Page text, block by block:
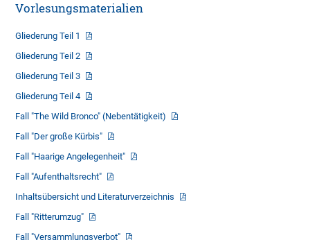
Vorlesungsmaterialien
Gliederung Teil 1
Gliederung Teil 2
Gliederung Teil 3
Gliederung Teil 4
Fall "The Wild Bronco" (Nebentätigkeit)
Fall "Der große Kürbis"
Fall "Haarige Angelegenheit"
Fall "Aufenthaltsrecht"
Inhaltsübersicht und Literaturverzeichnis
Fall "Ritterumzug"
Fall "Versammlungsverbot"